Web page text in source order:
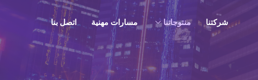
شركتنا منتوجاتنا مسارات مهنية اتصل بنا